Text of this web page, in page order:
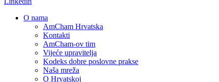
O nama
AmCham Hrvatska
Kontakti
AmCham-ov tim
Vijeće upravitelja
Kodeks dobre poslovne prakse
Naša mreža
O Hrvatskoj